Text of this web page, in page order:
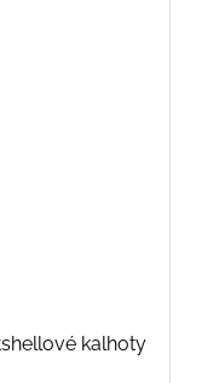
kalhoty